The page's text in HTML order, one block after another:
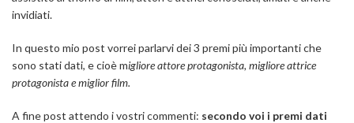
invidiati.
In questo mio post vorrei parlarvi dei 3 premi più importanti che
sono stati dati, e cioè migliore attore protagonista, migliore attrice
protagonista e miglior film.
A fine post attendo i vostri commenti: secondo voi i premi dati